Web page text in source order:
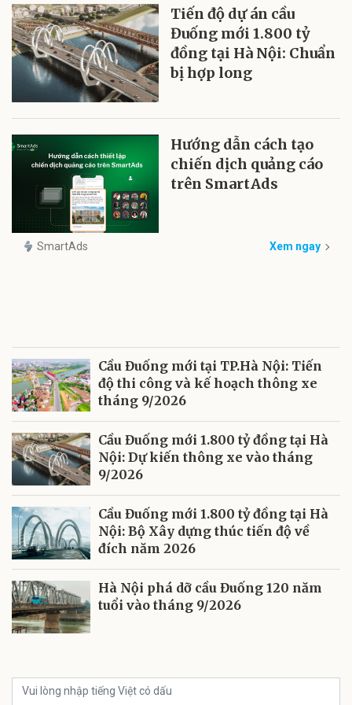
Tiến độ dự án cầu
Đuống mới 1.800 tỷ
đồng tại Hà Nội: Chuẩn
bị hợp long
Hướng dẫn cách tạo
chiến dịch quảng cáo
trên SmartAds
SmartAds Xem ngay
Cầu Đuống mới tại TP.Hà Nội: Tiến
độ thi công và kế hoạch thông xe
tháng 9/2026
Cầu Đuống mới 1.800 tỷ đồng tại Hà
Nội: Dự kiến thông xe vào tháng
9/2026
Cầu Đuống mới 1.800 tỷ đồng tại Hà
Nội: Bộ Xây dựng thúc tiến độ về
đích năm 2026
Hà Nội phá dỡ cầu Đuống 120 năm
tuổi vào tháng 9/2026